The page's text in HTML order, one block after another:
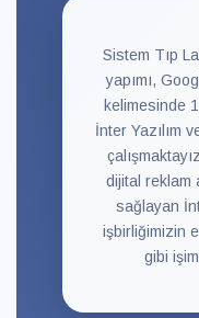
Sistem Tıp
yapımı,
kelimesinde
İnter Yazılım
dijital reklam
sağlayan
işbirliğimizin
gibi